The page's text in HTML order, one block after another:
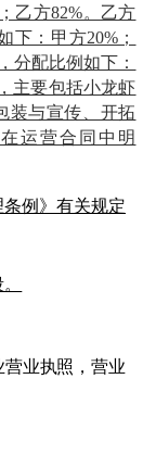
乙方82%。乙方
下：甲方20%；
分配比例如下：
，主要包括小龙虾
装与宣传、开拓
运营合同中明
例》有关规定
业执照，营业